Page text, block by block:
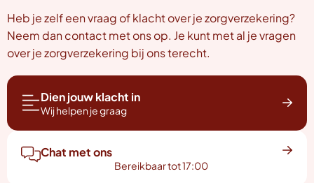
Heb je zelf een vraag of klacht over je zorgverzekering?
Neem dan contact met ons op. Je kunt met al je vragen
over je zorgverzekering bij ons terecht.
Dien jouw klacht in
Wij helpen je graag
Chat met ons
Bereikbaar tot 17:00